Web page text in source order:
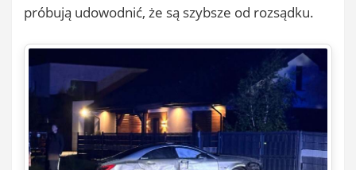
próbują udowodnić, że są szybsze od rozsądku.